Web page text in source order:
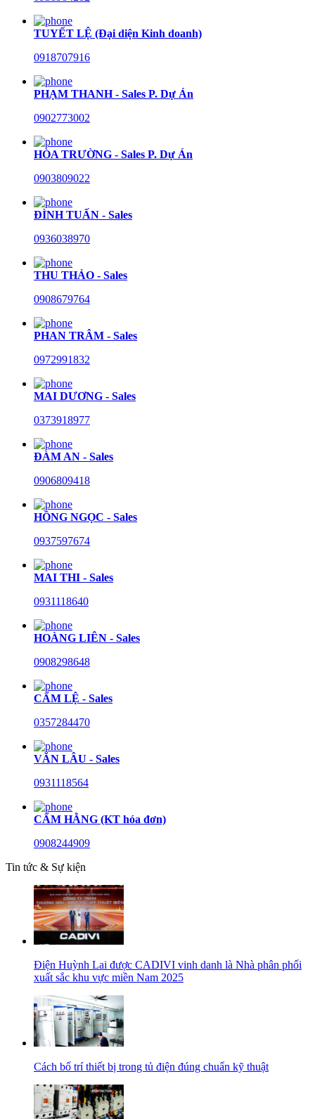
TUYẾT LỆ (Đại diện Kinh doanh)
0918707916
PHẠM THANH - Sales P. Dự Án
0902773002
HÒA TRƯỜNG - Sales P. Dự Án
0903809022
ĐÌNH TUẤN - Sales
0936038970
THU THẢO - Sales
0908679764
PHAN TRÂM - Sales
0972991832
MAI DƯƠNG - Sales
0373918977
ĐÀM AN - Sales
0906809418
HỒNG NGỌC - Sales
0937597674
MAI THI - Sales
0931118640
HOÀNG LIÊN - Sales
0908298648
CẨM LỆ - Sales
0357284470
VĂN LÂU - Sales
0931118564
CẨM HẰNG (KT hóa đơn)
0908244909
Tin tức & Sự kiện
Điện Huỳnh Lai được CADIVI vinh danh là Nhà phân phối
xuất sắc khu vực miền Nam 2025
Cách bố trí thiết bị trong tủ điện đúng chuẩn kỹ thuật